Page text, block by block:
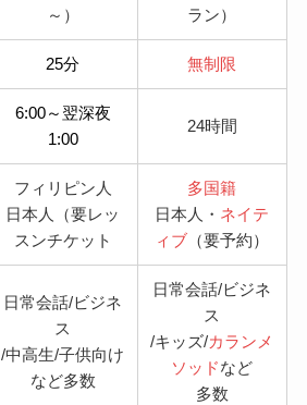
～）
ラン）
25分 無制限
6:00～翌深夜
1:00
24時間
フィリピン人
日本人（要レッ
スンチケット
多国籍
日本人・ ネイテ
ィブ （要予約）
日常会話/ビジネ
ス
/中高生/子供向け
など多数
日常会話/ビジネ
ス
/キッズ/カランメ
ソッドなど
多数